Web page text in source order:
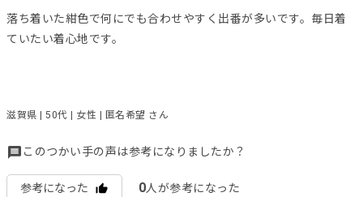
落ち着いた紺色で何にでも合わせやすく出番が多いです。毎日着
ていたい着心地です。
滋賀県 | 50代 | 女性 | 匿名希望 さん
このつかい手の声は参考になりましたか？
参考になった 0人が参考になった